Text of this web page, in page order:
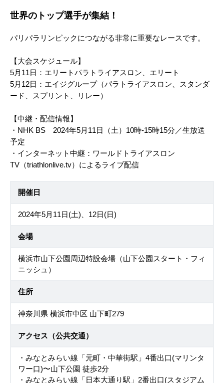
世界のトップ選手が集結！
パリパラリンピックにつながる非常に重要なレースです。
【大会スケジュール】
5月11日：エリートパラトライアスロン、エリート
5月12日：エイジグループ（パラトライアスロン、スタンダ
ード、スプリント、リレー）
【中継・配信情報】
・NHK BS 2024年5月11日（土）10時-15時15分／生放送
予定
・インターネット中継：ワールドトライアスロン
TV（triathlonlive.tv）によるライブ配信
開催日
2024年5月11日(土)、12日(日)
会場
横浜市山下公園周辺特設会場（山下公園スタート・フィ
ニッシュ）
住所
神奈川県 横浜市中区 山下町279
アクセス（公共交通）
・みなとみらい線「元町・中華街駅」4番出口(マリンタ
ワー口)〜山下公園 徒歩2分
・みなとみらい線「日本大通り駅」2番出口(スタジアム